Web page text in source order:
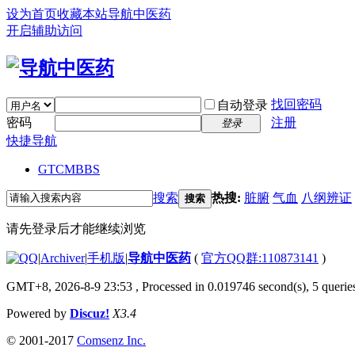
设为首页收藏本站导航中医药
开启辅助访问
自动登录 找回密码
密码
登录
注册
快捷导航
GTCMBBS
搜索 搜索 热搜: 脏腑 气血 八纲辨证
请先登录后才能继续浏览
|Archiver|手机版|导航中医药 ( 官方QQ群:110873141 )
GMT+8, 2026-8-9 23:53 , Processed in 0.019746 second(s), 5
Powered by Discuz! X3.4
© 2001-2017 Comsenz Inc.